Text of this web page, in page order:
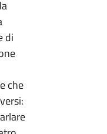
di
che